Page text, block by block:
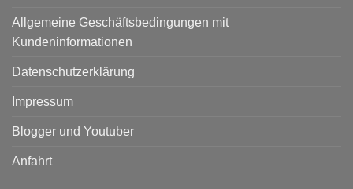
Allgemeine Geschäftsbedingungen mit
Kundeninformationen
Datenschutzerklärung
Impressum
Blogger und Youtuber
Anfahrt